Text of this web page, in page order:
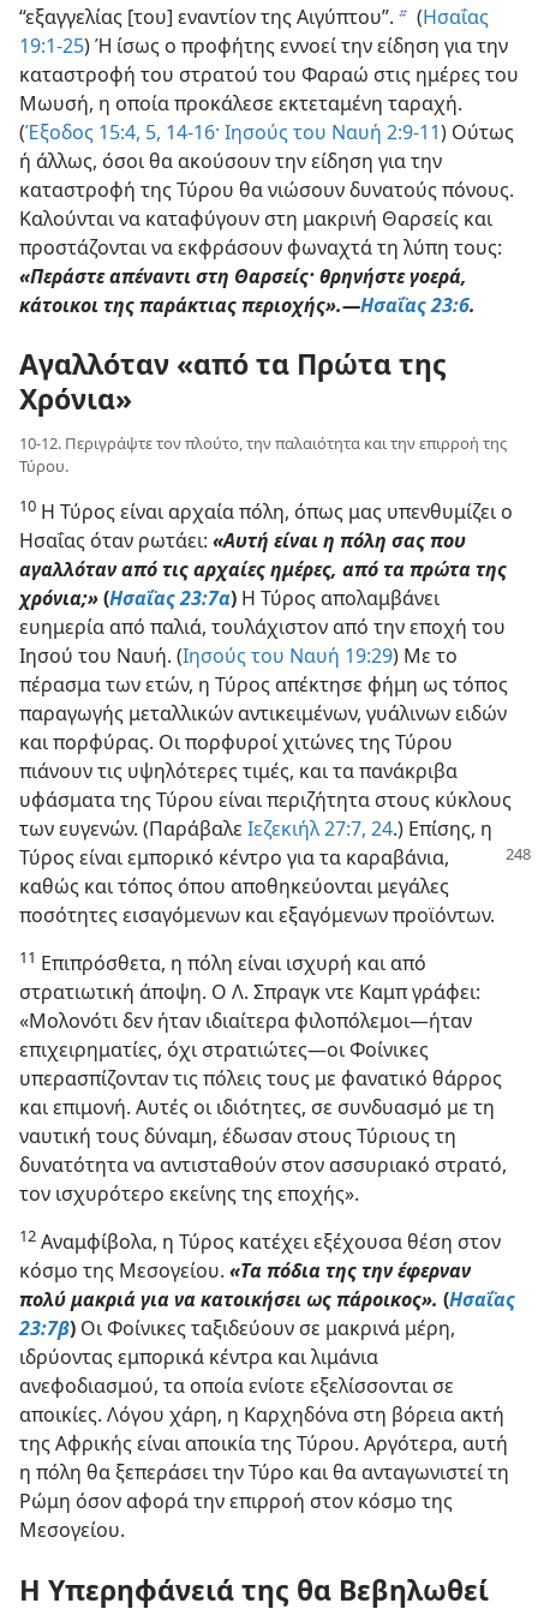
“εξαγγελίας [του] εναντίον της Αιγύπτου”. b (Ησαΐας
19:1-25) Ή ίσως ο προφήτης εννοεί την είδηση για την
καταστροφή του στρατού του Φαραώ στις ημέρες του
Μωυσή, η οποία προκάλεσε εκτεταμένη ταραχή.
(Έξοδος 15:4, 5, 14-16· Ιησούς του Ναυή 2:9-11) Ούτως
ή άλλως, όσοι θα ακούσουν την είδηση για την
καταστροφή της Τύρου θα νιώσουν δυνατούς πόνους.
Καλούνται να καταφύγουν στη μακρινή Θαρσείς και
προστάζονται να εκφράσουν φωναχτά τη λύπη τους:
«Περάστε απέναντι στη Θαρσείς· θρηνήστε γοερά,
κάτοικοι της παράκτιας περιοχής».—Ησαΐας 23:6.
Αγαλλόταν «από τα Πρώτα της
Χρόνια»
10-12. Περιγράψτε τον πλούτο, την παλαιότητα και την επιρροή της
Τύρου.
10 Η Τύρος είναι αρχαία πόλη, όπως μας υπενθυμίζει ο
Ησαΐας όταν ρωτάει: «Αυτή είναι η πόλη σας που
αγαλλόταν από τις αρχαίες ημέρες, από τα πρώτα της
χρόνια;»(Ησαΐας 23:7α) Η Τύρος απολαμβάνει
ευημερία από παλιά, τουλάχιστον από την εποχή του
Ιησού του Ναυή. (Ιησούς του Ναυή 19:29) Με το
πέρασμα των ετών, η Τύρος απέκτησε φήμη ως τόπος
παραγωγής μεταλλικών αντικειμένων, γυάλινων ειδών
και πορφύρας. Οι πορφυροί χιτώνες της Τύρου
πιάνουν τις υψηλότερες τιμές, και τα πανάκριβα
υφάσματα της Τύρου είναι περιζήτητα στους κύκλους
των ευγενών. (Παράβαλε Ιεζεκιήλ 27:7, 24.) Επίσης, η
Τύρος είναιεμπορικό κέντρο για τα καραβάνια,
καθώς και τόπος όπου αποθηκεύονται μεγάλες
ποσότητες εισαγόμενων και εξαγόμενων προϊόντων.
11 Επιπρόσθετα, η πόλη είναι ισχυρή και από
στρατιωτική άποψη. Ο Λ. Σπραγκ ντε Καμπ γράφει:
«Μολονότι δεν ήταν ιδιαίτερα φιλοπόλεμοι—ήταν
επιχειρηματίες, όχι στρατιώτες—οι Φοίνικες
υπερασπίζονταν τις πόλεις τους με φανατικό θάρρος
και επιμονή. Αυτές οι ιδιότητες, σε συνδυασμό με τη
ναυτική τους δύναμη, έδωσαν στους Τύριους τη
δυνατότητα να αντισταθούν στον ασσυριακό στρατό,
τον ισχυρότερο εκείνης της εποχής».
12 Αναμφίβολα, η Τύρος κατέχει εξέχουσα θέση στον
κόσμο της Μεσογείου. «Τα πόδια της την έφερναν
πολύ μακριά για να κατοικήσει ως πάροικος». (Ησαΐας
23:7β) Οι Φοίνικες ταξιδεύουν σε μακρινά μέρη,
ιδρύοντας εμπορικά κέντρα και λιμάνια
ανεφοδιασμού, τα οποία ενίοτε εξελίσσονται σε
αποικίες. Λόγου χάρη, η Καρχηδόνα στη βόρεια ακτή
της Αφρικής είναι αποικία της Τύρου. Αργότερα, αυτή
η πόλη θα ξεπεράσει την Τύρο και θα ανταγωνιστεί τη
Ρώμη όσον αφορά την επιρροή στον κόσμο της
Μεσογείου.
Η Υπερηφάνειά της θα Βεβηλωθεί